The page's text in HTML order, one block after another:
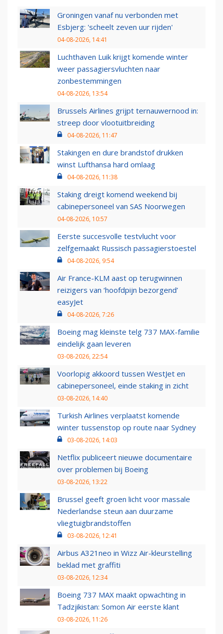
Groningen vanaf nu verbonden met
Esbjerg: 'scheelt zeven uur rijden'
04-08-2026, 14:41
Luchthaven Luik krijgt komende winter
weer passagiersvluchten naar
zonbestemmingen
04-08-2026, 13:54
Brussels Airlines grijpt ternauwernood in:
streep door vlootuitbreiding
04-08-2026, 11:47
Stakingen en dure brandstof drukken
winst Lufthansa hard omlaag
04-08-2026, 11:38
Staking dreigt komend weekend bij
cabinepersoneel van SAS Noorwegen
04-08-2026, 10:57
Eerste succesvolle testvlucht voor
zelfgemaakt Russisch passagierstoestel
04-08-2026, 9:54
Air France-KLM aast op terugwinnen
reizigers van ‘hoofdpijn bezorgend’
easyJet
04-08-2026, 7:26
Boeing mag kleinste telg 737 MAX-familie
eindelijk gaan leveren
03-08-2026, 22:54
Voorlopig akkoord tussen WestJet en
cabinepersoneel, einde staking in zicht
03-08-2026, 14:40
Turkish Airlines verplaatst komende
winter tussenstop op route naar Sydney
03-08-2026, 14:03
Netflix publiceert nieuwe documentaire
over problemen bij Boeing
03-08-2026, 13:22
Brussel geeft groen licht voor massale
Nederlandse steun aan duurzame
vliegtuigbrandstoffen
03-08-2026, 12:41
Airbus A321neo in Wizz Air-kleurstelling
beklad met graffiti
03-08-2026, 12:34
Boeing 737 MAX maakt opwachting in
Tadzjikistan: Somon Air eerste klant
03-08-2026, 11:26